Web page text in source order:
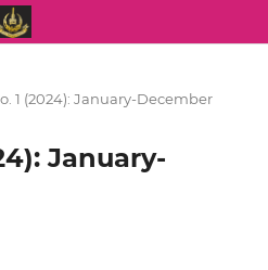
1 (2024): January-December
January-